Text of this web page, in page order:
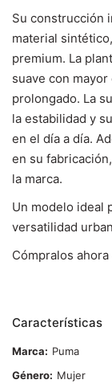
Su construcción
material
premium. La
suave con
prolongado. La
la estabilidad y
en el día a día.
en su
la marca.
Un modelo ideal
versatilidad
Cómpralos
Características
Marca
Puma
Género
Mujer